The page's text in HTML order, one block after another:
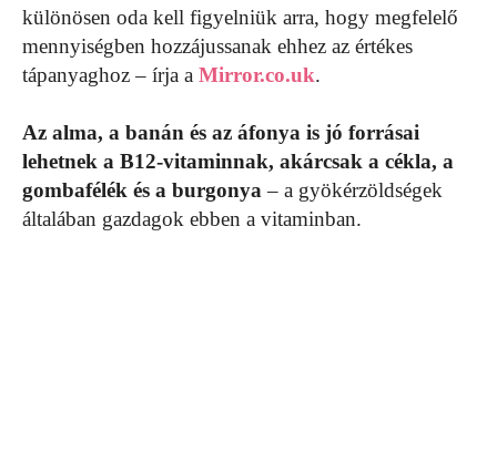
különösen oda kell figyelniük arra, hogy megfelelő
mennyiségben hozzájussanak ehhez az értékes
tápanyaghoz – írja a Mirror.co.uk.
Az alma, a banán és az áfonya is jó forrásai
lehetnek a B12-vitaminnak, akárcsak a cékla, a
gombafélék és a burgonya – a gyökérzöldségek
általában gazdagok ebben a vitaminban.